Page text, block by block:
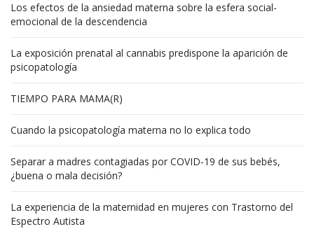
Los efectos de la ansiedad materna sobre la esfera social-
emocional de la descendencia
La exposición prenatal al cannabis predispone la aparición de
psicopatología
TIEMPO PARA MAMA(R)
Cuando la psicopatología materna no lo explica todo
Separar a madres contagiadas por COVID-19 de sus bebés,
¿buena o mala decisión?
La experiencia de la maternidad en mujeres con Trastorno del
Espectro Autista